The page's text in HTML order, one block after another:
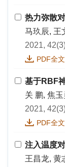
热力弥散
马玖辰, 王
2021,
PDF全文
基于RBF
关 鹏, 焦
2021,
PDF全文
注入温度
王昌龙, 黄